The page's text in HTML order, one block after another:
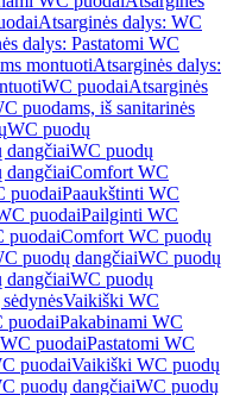
Atsarginės dalys: WC
dalys: Pastatomi WC
montuotiAtsarginės dalys:
WC puodaiAtsarginės
puodams, iš sanitarinės
WC puodų
dangčiaiWC puodų
dangčiaiComfort WC
puodaiPaaukštinti WC
puodaiPailginti WC
puodaiComfort WC puodų
puodų dangčiaiWC puodų
dangčiaiWC puodų
Vaikiški WC
puodaiPakabinami WC
puodaiPastatomi WC
puodaiVaikiški WC puodų
puodų dangčiaiWC puodų